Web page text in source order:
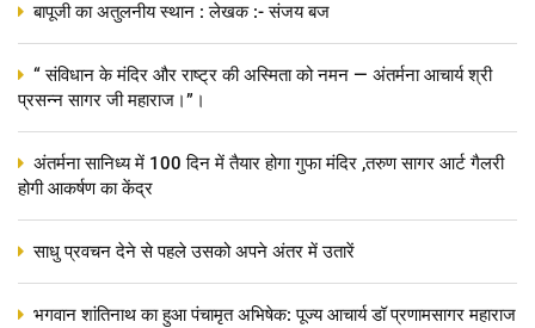
बापूजी का अतुलनीय स्थान : लेखक :- संजय बज
“ संविधान के मंदिर और राष्ट्र की अस्मिता को नमन — अंतर्मना आचार्य श्री
प्रसन्न सागर जी महाराज।”।
अंतर्मना सानिध्य में 100 दिन में तैयार होगा गुफा मंदिर ,तरुण सागर आर्ट गैलरी
होगी आकर्षण का केंद्र
साधु प्रवचन देने से पहले उसको अपने अंतर में उतारें
भगवान शांतिनाथ का हुआ पंचामृत अभिषेक: पूज्य आचार्य डॉ प्रणामसागर महाराज